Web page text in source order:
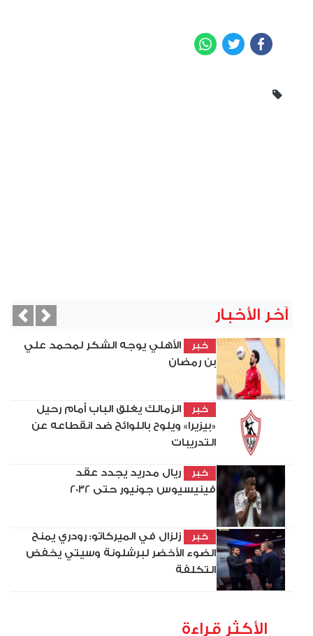
Facebook
Twitter
آخر الأخبار
خبر
الأهلي يوجه الشكر لمحمد علي
بن رمضان
خبر
الزمالك يغلق الباب أمام رحيل
«بيزيرا» ويلوح باللوائح ضد انقطاعه عن
التدريبات
خبر
ريال مدريد يجدد عقد
فينيسيوس جونيور حتى 2032
خبر
زلزال في الميركاتو: رودري يمنح
الضوء الأخضر لبرشلونة وسيتي يخفض
التكلفة
Next
الأكثر قراءة